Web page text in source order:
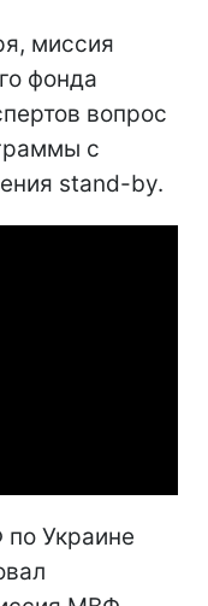
миссия
фонда
вопрос
с
stand-by.
Украине